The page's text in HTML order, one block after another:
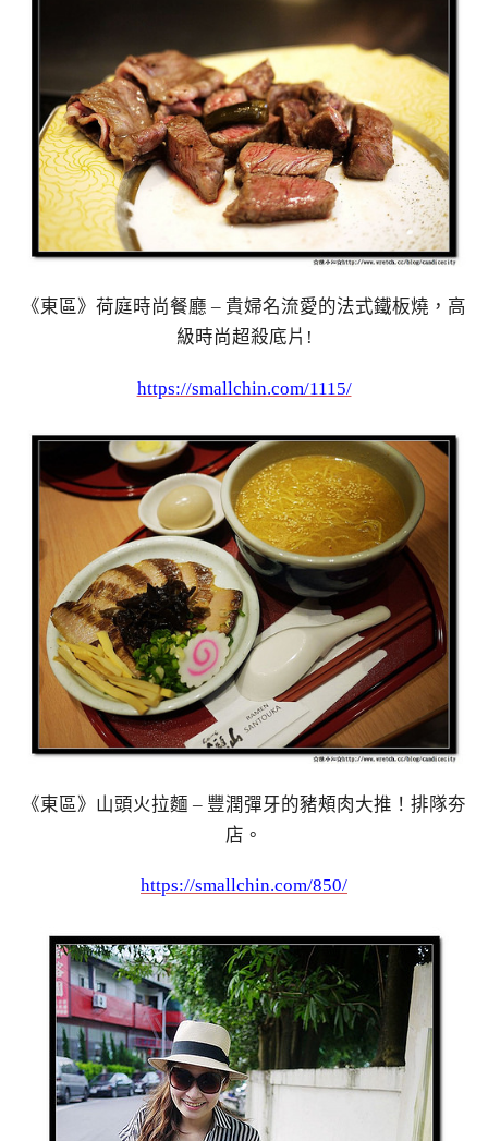
《東區》荷庭時尚餐廳 – 貴婦名流愛的法式鐵板燒，高
級時尚超殺底片!
https://smallchin.com/1115/
《東區》山頭火拉麵 – 豐潤彈牙的豬頰肉大推！排隊夯
店。
https://smallchin.com/850/